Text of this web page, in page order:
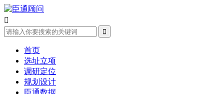


首页
选址立项
调研定位
规划设计
臣通数据